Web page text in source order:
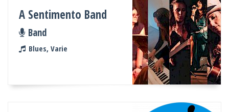
A Sentimento Band
Band
Blues, Varie